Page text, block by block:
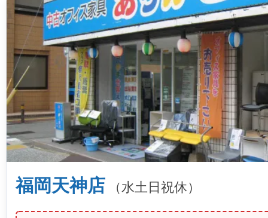
福岡天神店 （水土日祝休）